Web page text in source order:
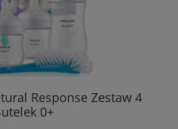
Response Zestaw 4
0+